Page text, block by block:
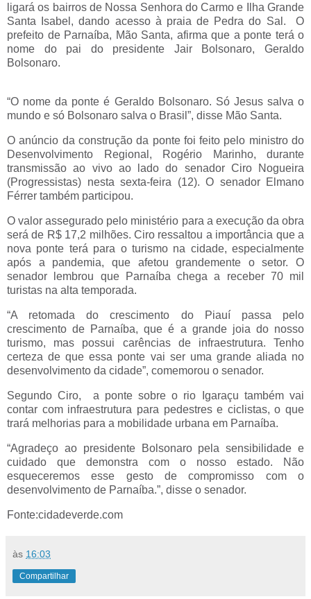
ligará os bairros de Nossa Senhora do Carmo e Ilha Grande
Santa Isabel, dando acesso à praia de Pedra do Sal. O
prefeito de Parnaíba, Mão Santa, afirma que a ponte terá o
nome do pai do presidente Jair Bolsonaro, Geraldo
Bolsonaro.
“O nome da ponte é Geraldo Bolsonaro. Só Jesus salva o
mundo e só Bolsonaro salva o Brasil”, disse Mão Santa.
O anúncio da construção da ponte foi feito pelo ministro do
Desenvolvimento Regional, Rogério Marinho, durante
transmissão ao vivo ao lado do senador Ciro Nogueira
(Progressistas) nesta sexta-feira (12). O senador Elmano
Férrer também participou.
O valor assegurado pelo ministério para a execução da obra
será de R$ 17,2 milhões. Ciro ressaltou a importância que a
nova ponte terá para o turismo na cidade, especialmente
após a pandemia, que afetou grandemente o setor. O
senador lembrou que Parnaíba chega a receber 70 mil
turistas na alta temporada.
“A retomada do crescimento do Piauí passa pelo
crescimento de Parnaíba, que é a grande joia do nosso
turismo, mas possui carências de infraestrutura. Tenho
certeza de que essa ponte vai ser uma grande aliada no
desenvolvimento da cidade”, comemorou o senador.
Segundo Ciro, a ponte sobre o rio Igaraçu também vai
contar com infraestrutura para pedestres e ciclistas, o que
trará melhorias para a mobilidade urbana em Parnaíba.
“Agradeço ao presidente Bolsonaro pela sensibilidade e
cuidado que demonstra com o nosso estado. Não
esqueceremos esse gesto de compromisso com o
desenvolvimento de Parnaíba.”, disse o senador.
Fonte:cidadeverde.com
às 16:03
Compartilhar